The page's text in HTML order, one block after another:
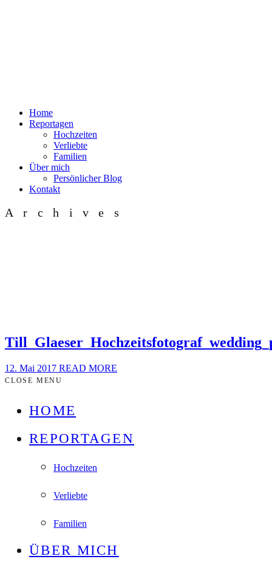
Home
Reportagen
Hochzeiten
Verliebte
Familien
Über mich
Persönlicher Blog
Kontakt
Archives
12. Mai 2017 READ MORE
CLOSE MENU
HOME
REPORTAGEN
Hochzeiten
Verliebte
Familien
ÜBER MICH